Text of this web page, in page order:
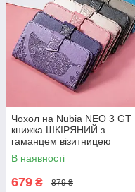
Чохол на Nubia NEO 3 GT
книжка ШКІРЯНИЙ з
гаманцем візитницею
ремінцем підставкою
протиударний
В наявності
679 ₴ 879 ₴